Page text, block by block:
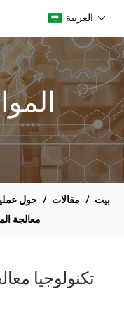
العربية
بيت / مقالات / حول
معالجة
تكنولوجيا